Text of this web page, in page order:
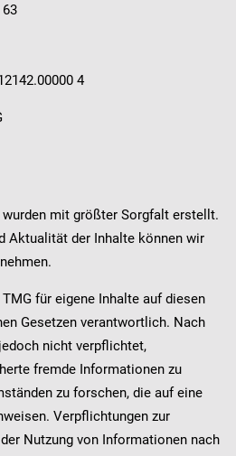
4
mit größter Sorgfalt erstellt.
Aktualität der Inhalte können wir
für eigene Inhalte auf diesen
Gesetzen verantwortlich. Nach
nicht verpflichtet,
fremde Informationen zu
zu forschen, die auf eine
Verpflichtungen zur
Nutzung von Informationen nach